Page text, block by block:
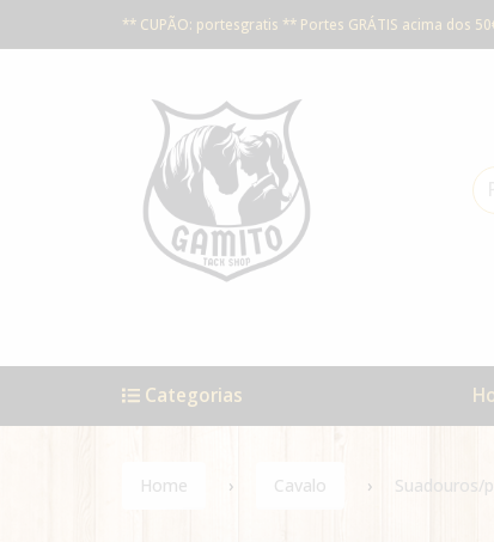
** CUPÃO: portesgratis ** Portes GRÁTIS acima dos
Categorias
Home Cavalo Suadouros/